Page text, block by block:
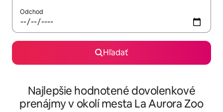
Odchod
Hľadať
Najlepšie hodnotené dovolenkové
prenájmy v okolí mesta La Aurora Zoo